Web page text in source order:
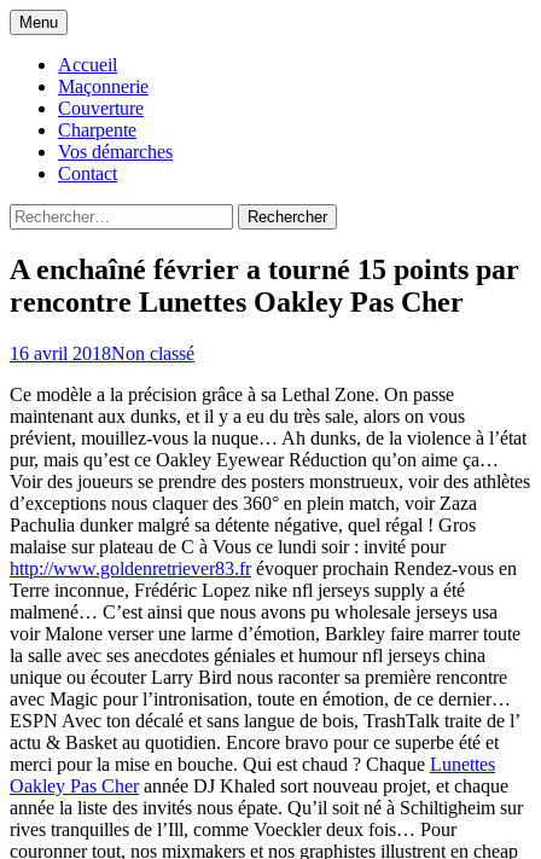
Aller
au
contenu
Maçonnerie Couverture
Charpente ENT. BACEIREDO
Charpente à Ablis
Menu
Accueil
Maçonnerie
Couverture
Charpente
Vos démarches
Contact
Rechercher :
A enchaîné février a tourné 15 points par
rencontre Lunettes Oakley Pas Cher
16 avril 2018Non classé
Ce modèle a la précision grâce à sa Lethal Zone. On passe
maintenant aux dunks, et il y a eu du très sale, alors on vous
prévient, mouillez-vous la nuque… Ah dunks, de la violence à l’état
pur, mais qu’est ce Oakley Eyewear Réduction qu’on aime ça…
Voir des joueurs se prendre des posters monstrueux, voir des athlètes
d’exceptions nous claquer des 360° en plein match, voir Zaza
Pachulia dunker malgré sa détente négative, quel régal ! Gros
malaise sur plateau de C à Vous ce lundi soir : invité pour
http://www.goldenretriever83.frévoquer prochain Rendez-vous en
Terre inconnue, Frédéric Lopez nike nfl jerseys supply a été
malmené… C’est ainsi que nous avons pu wholesale jerseys usa
voir Malone verser une larme d’émotion, Barkley faire marrer toute
la salle avec ses anecdotes géniales et humour nfl jerseys china
unique ou écouter Larry Bird nous raconter sa première rencontre
avec Magic pour l’intronisation, toute en émotion, de ce dernier…
ESPN Avec ton décalé et sans langue de bois, TrashTalk traite de l’
actu & Basket au quotidien. Encore bravo pour ce superbe été et
merci pour la mise en bouche. Qui est chaud ? Chaque Lunettes
Oakley Pas Cherannée DJ Khaled sort nouveau projet, et chaque
année la liste des invités nous épate. Qu’il soit né à Schiltigheim sur
rives tranquilles de l’Ill, comme Voeckler deux fois… Pour
couronner tout, nos mixmakers et nos graphistes illustrent en cheap